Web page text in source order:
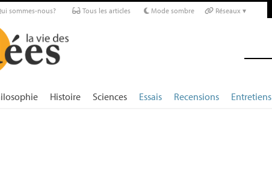
sommes-nous? Tous les articles Mode sombre Réseaux ▾
Histoire Sciences Essais Recensions Entretiens